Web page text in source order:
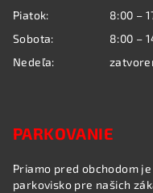
Piatok:
8:00 –
Sobota:
8:00 –
Nedeľa:
PARKOVANIE
Priamo pred obchodom
parkovisko pre našich